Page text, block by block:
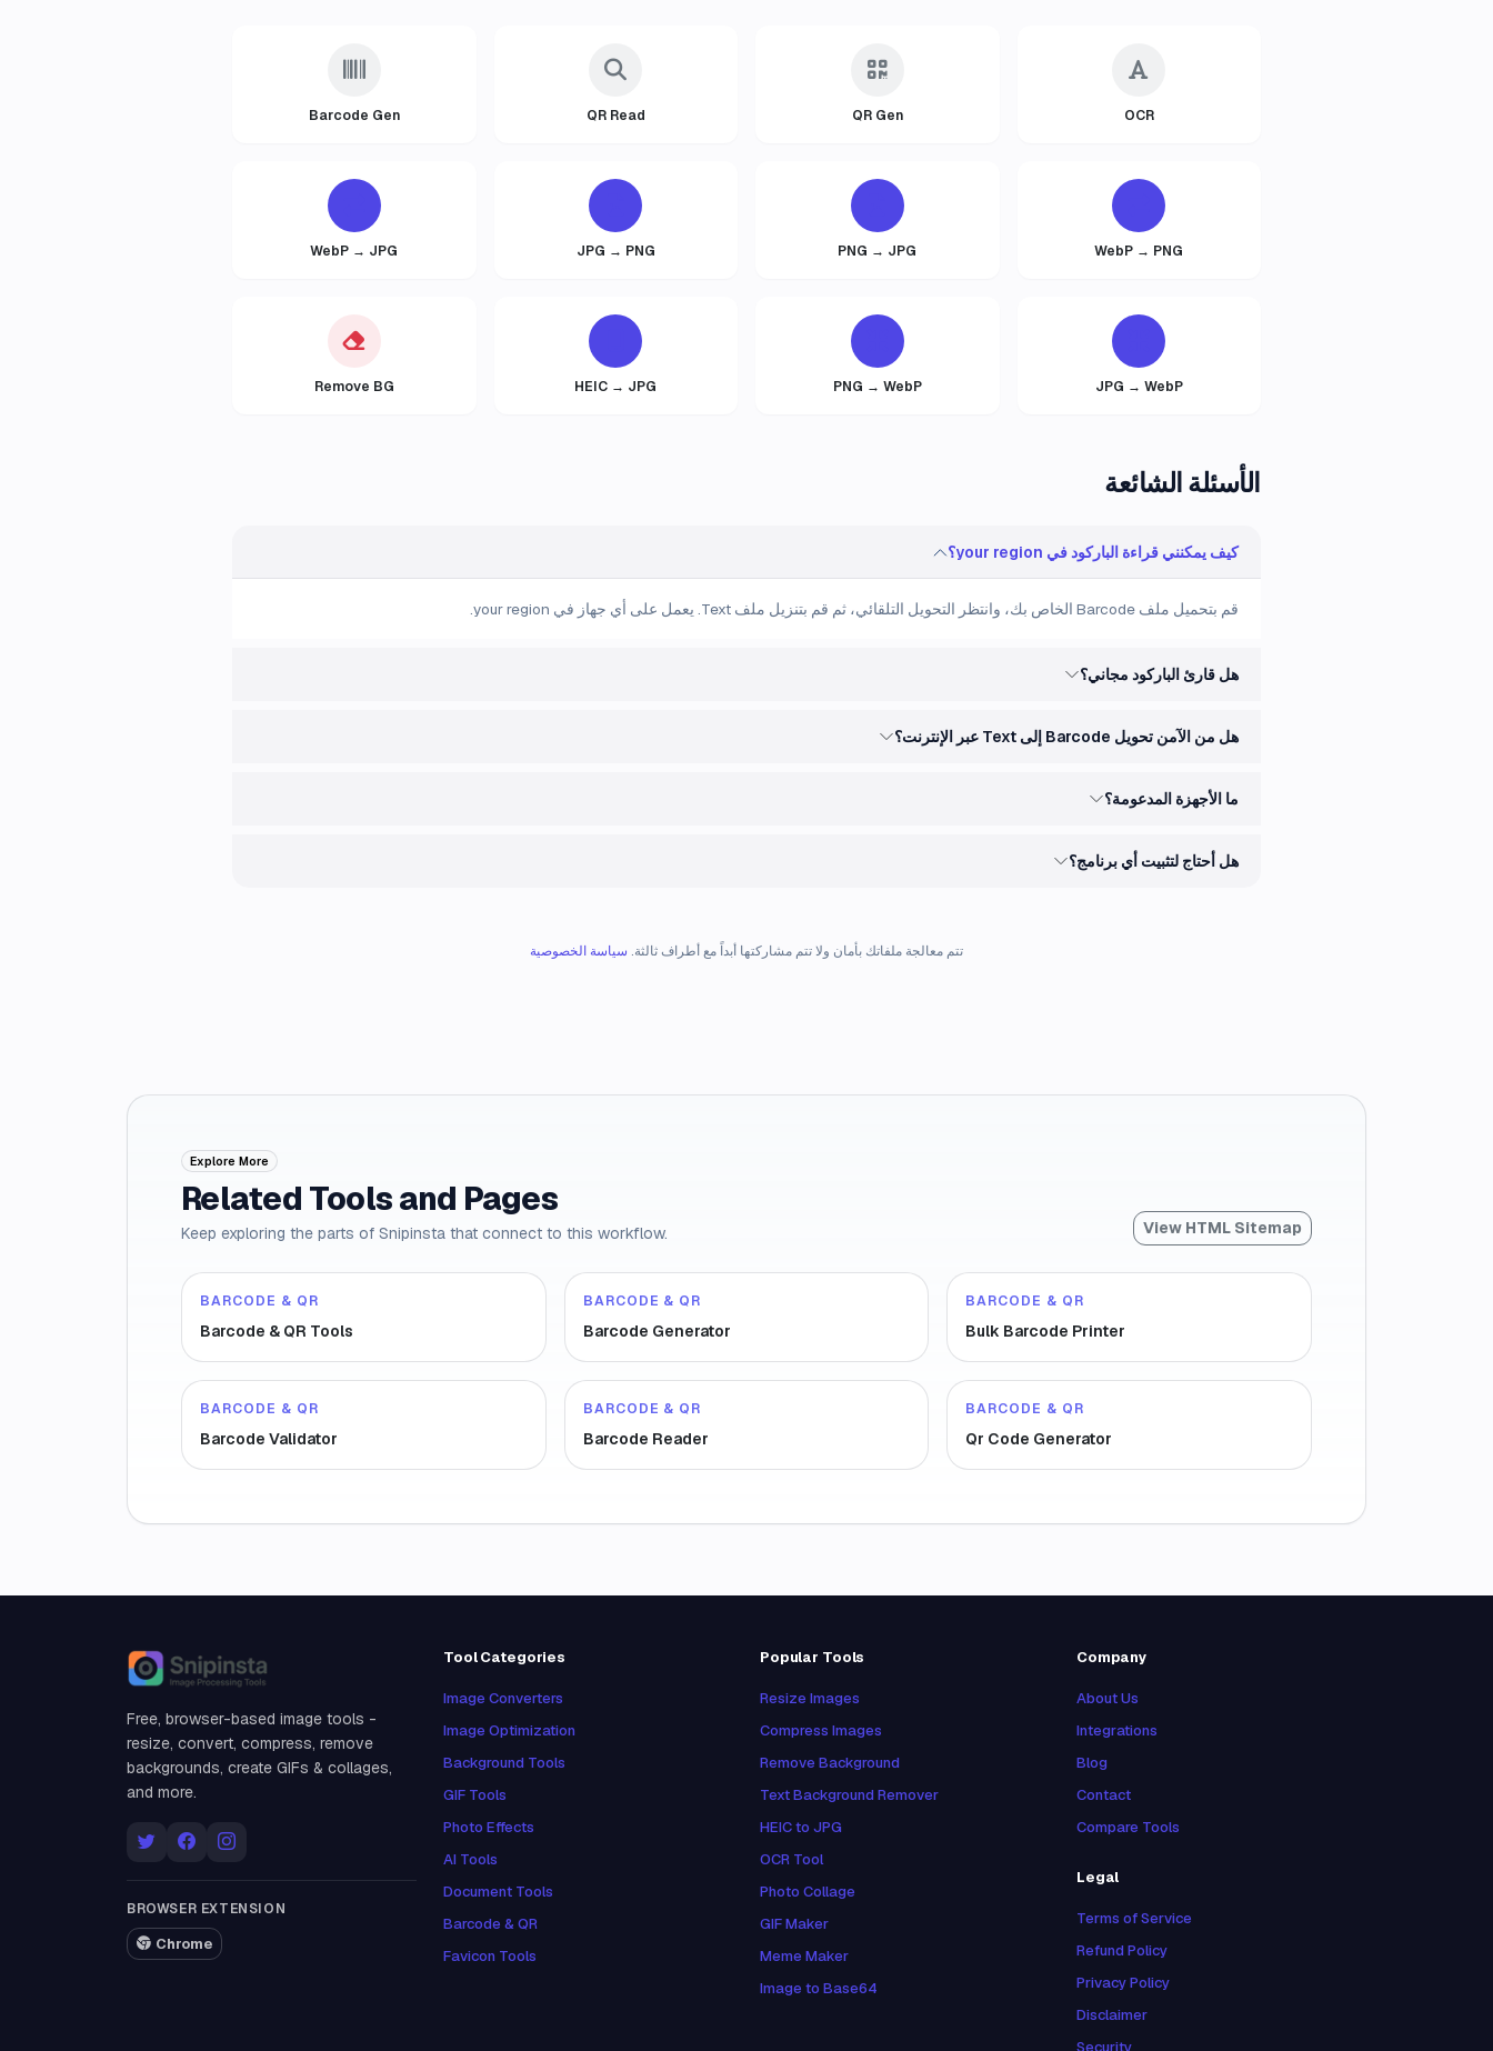
OCR
QR Gen
QR Read
Barcode Gen
WebP → PNG
PNG → JPG
JPG → PNG
WebP → JPG
JPG → WebP
PNG → WebP
HEIC → JPG
Remove BG
الأسئلة الشائعة
كيف يمكنني قراءة الباركود في your region؟
قم بتحميل ملف Barcode الخاص بك، وانتظر التحويل التلقائي، ثم قم بتنزيل ملف Text. يعمل على أي جهاز في your region.
هل قارئ الباركود مجاني؟
هل من الآمن تحويل Barcode إلى Text عبر الإنترنت؟
ما الأجهزة المدعومة؟
هل أحتاج لتثبيت أي برنامج؟
تتم معالجة ملفاتك بأمان ولا تتم مشاركتها أبداً مع أطراف ثالثة. سياسة الخصوصية
Explore More
Related Tools and Pages
Keep exploring the parts of Snipinsta that connect to this workflow. View HTML Sitemap
BARCODE & QR
Barcode & QR Tools
BARCODE & QR
Barcode Generator
BARCODE & QR
Bulk Barcode Printer
BARCODE & QR
Barcode Validator
BARCODE & QR
Barcode Reader
BARCODE & QR
Qr Code Generator
Snipinsta
Free, browser-based image tools -
resize, convert, compress, remove
backgrounds, create GIFs & collages,
and more.
BROWSER EXTENSION
Chrome
Tool Categories
Image Converters
Image Optimization
Background Tools
GIF Tools
Photo Effects
AI Tools
Document Tools
Barcode & QR
Favicon Tools
Popular Tools
Resize Images
Compress Images
Remove Background
Text Background Remover
HEIC to JPG
OCR Tool
Photo Collage
GIF Maker
Meme Maker
Image to Base64
Company
About Us
Integrations
Blog
Contact
Compare Tools
Legal
Terms of Service
Refund Policy
Privacy Policy
Disclaimer
Security